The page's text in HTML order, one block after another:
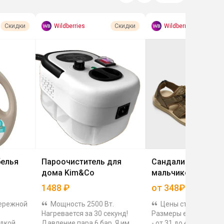
Скидки Wildberries Скидки
Пароочиститель для
дома Kim&Co
1488 ₽
Мощность 2500 Вт.
Нагревается за 30 секунд!
Wildberries
Сандалии летние
мальчиков
от 348₽
Цены стартуют от
Размеры есть все в